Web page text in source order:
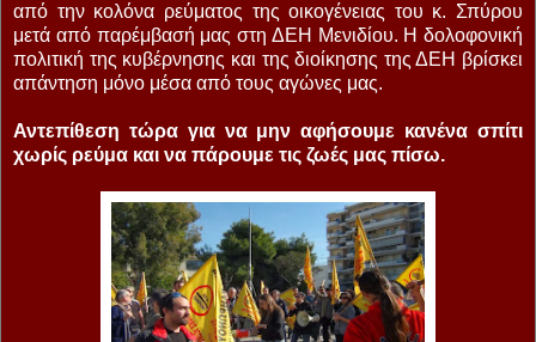
από την κολόνα ρεύματος της οικογένειας του κ. Σπύρου
μετά από παρέμβασή μας στη ΔΕΗ Μενιδίου. Η δολοφονική
πολιτική της κυβέρνησης και της διοίκησης της ΔΕΗ βρίσκει
απάντηση μόνο μέσα από τους αγώνες μας.
Αντεπίθεση τώρα για να μην αφήσουμε κανένα σπίτι
χωρίς ρεύμα και να πάρουμε τις ζωές μας πίσω.